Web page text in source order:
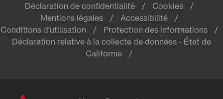
Déclaration de confidentialité
Cookies
Mentions légales
Accessibilité
Conditions d’utilisation
Protection des informations
Déclaration relative à la collecte de données - État de
Californie